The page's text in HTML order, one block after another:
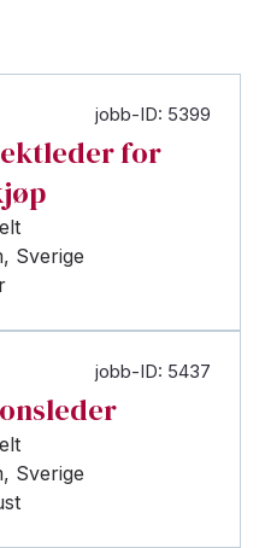
jobb-ID: 5399
for
Sverige
jobb-ID: 5437
Sverige